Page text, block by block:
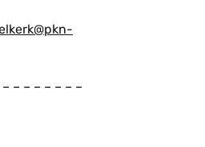
– – – – – – –